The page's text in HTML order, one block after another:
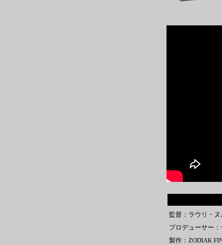
監督：ラウリ・
プロデューサー
製作：ZODIAK